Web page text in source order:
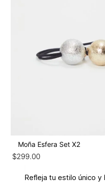
Moña Esfera Set X2
$299.00
Refleja tu estilo único